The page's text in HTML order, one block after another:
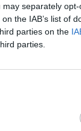
separately
the IAB’s list of
parties on the
parties.
στη